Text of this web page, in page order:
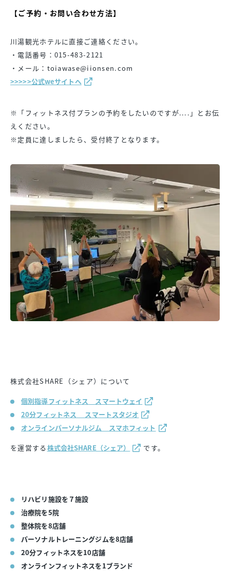
【ご予約・お問い合わせ方法】
川湯観光ホテルに直接ご連絡ください。
・電話番号：015-483-2121
・メール：toiawase@iionsen.com
>>>>>公式weサイトへ
※「フィットネス付プランの予約をしたいのですが....」とお伝
えください。
※定員に達しましたら、受付終了となります。
株式会社SHARE（シェア）について
個別指導フィットネス スマートウェイ
20分フィットネス スマートスタジオ
オンラインパーソナルジム スマホフィット
を運営する 株式会社SHARE（シェア） です。
リハビリ施設を７施設
治療院を5院
整体院を8店舗
パーソナルトレーニングジムを8店舗
20分フィットネスを10店舗
オンラインフィットネスを1ブランド